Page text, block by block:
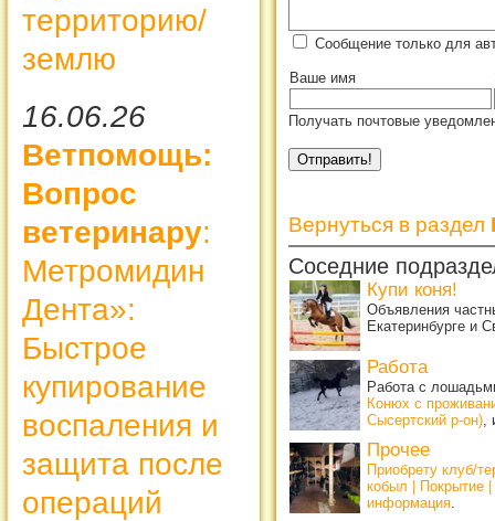
территорию/
землю
16.06.26
Ветпомощь:
Вопрос
ветеринару:
Метромидин
Дента»:
Быстрое
купирование
воспаления и
защита после
операций
Сообщение только для
Ваше имя
Получать почтовые
Вернуться в раздел
Соседние
Купи коня!
Объявления
Екатеринбурге и
Работа
Работа с
Конюх с
Сысертский р-он),
Прочее
Приобрету клуб/
кобыл | Покрытие
информация.